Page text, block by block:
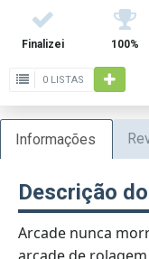
Finalizei 100%
0 LISTAS
Informações
Descrição
Arcade nunca